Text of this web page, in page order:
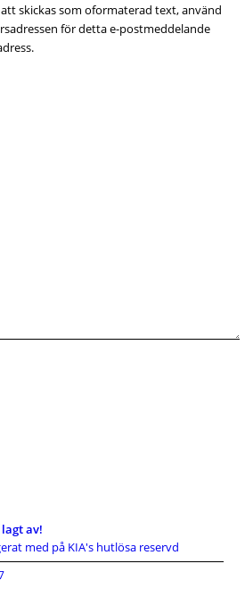
skickas som oformaterad text, använd
för detta e-postmeddelande
av!
med på KIA's hutlösa reservd